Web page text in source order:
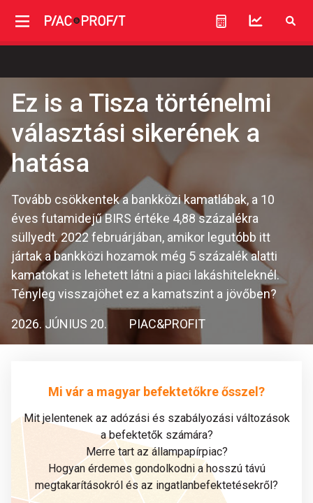
Ez is a Tisza történelmi
választási sikerének a
hatása
Tovább csökkentek a bankközi kamatlábak, a 10
éves futamidejű BIRS értéke 4,88 százalékra
süllyedt. 2022 februárjában, amikor legutóbb itt
jártak a bankközi hozamok még 5 százalék alatti
kamatokat is lehetett látni a piaci lakáshiteleknél.
Tényleg visszajöhet ez a kamatszint a jövőben?
2026. JÚNIUS 20. PIAC&PROFIT
Mi vár a magyar befektetőkre ősszel?
Mit jelentenek az adózási és szabályozási változások
a befektetők számára?
Merre tart az állampapírpiac?
Hogyan érdemes gondolkodni a hosszú távú
megtakarításokról és az ingatlanbefektetésekről?